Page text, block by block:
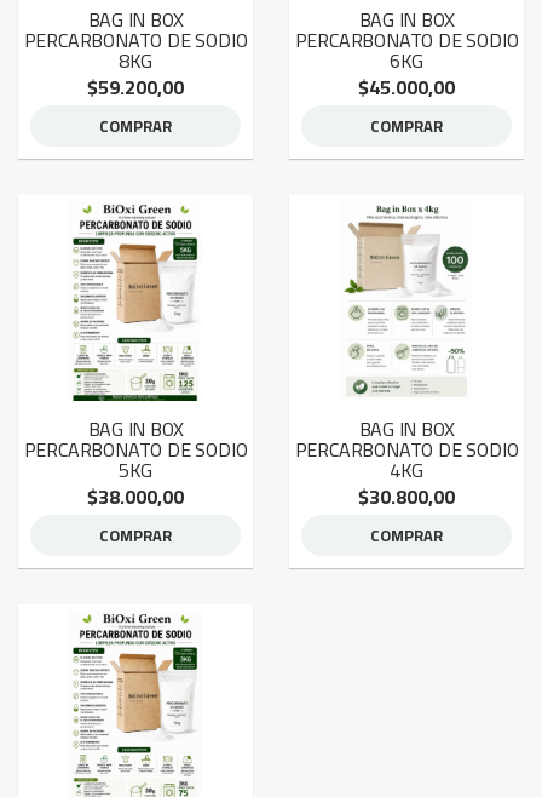
BAG IN BOX
PERCARBONATO DE SODIO
8KG
$59.200,00
COMPRAR
BAG IN BOX
PERCARBONATO DE SODIO
6KG
$45.000,00
COMPRAR
BAG IN BOX
PERCARBONATO DE SODIO
5KG
$38.000,00
COMPRAR
BAG IN BOX
PERCARBONATO DE SODIO
4KG
$30.800,00
COMPRAR